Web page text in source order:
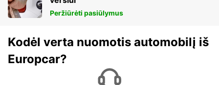
Peržiūrėti pasiūlymus
Kodėl verta nuomotis automobilį iš
Europcar?